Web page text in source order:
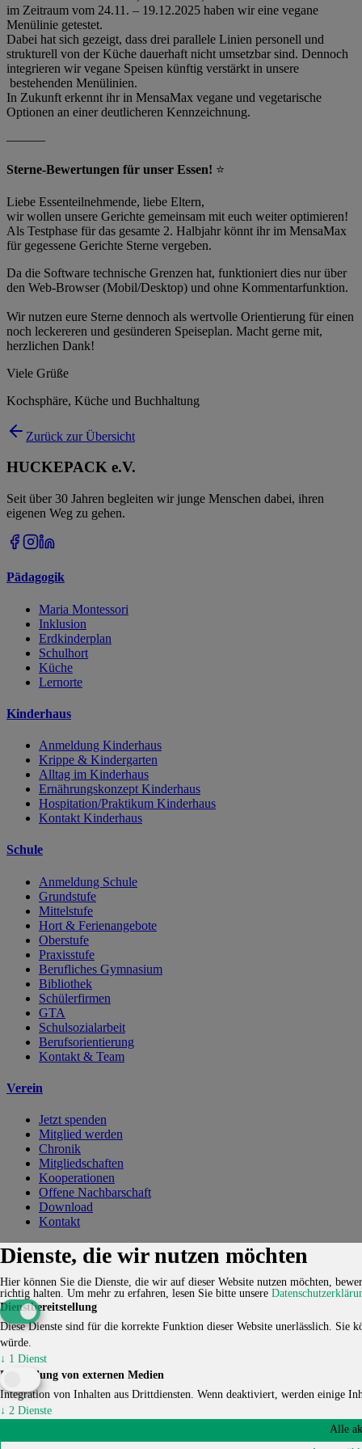
im Zeitraum vom 24.11. – 19.12.2025 haben wir eine vegane
Menülinie getestet.
Dabei hat sich gezeigt, dass drei parallele Linien personell und
strukturell von der Küche dauerhaft nicht umsetzbar sind. Dennoch
integrieren wir vegane Speisen künftig verstärkt in unsere
bestehenden Menülinien.
In Zukunft erkennt ihr in MensaMax vegane und vegetarische
Optionen an einer deutlicheren Kennzeichnung.
———
Sterne-Bewertungen für unser Essen! ⭐
Liebe Essenteilnehmende, liebe Eltern,
wir wollen unsere Gerichte gemeinsam mit euch weiter optimieren!
Als Testphase für das gesamte 2. Halbjahr könnt ihr im MensaMax
für gegessene Gerichte Sterne vergeben.
Da die Software technische Grenzen hat, funktioniert dies nur über
den Web-Browser (Mobil/Desktop) und ohne Kommentarfunktion.
Wir nutzen eure Sterne dennoch als wertvolle Orientierung für einen
noch leckereren und gesünderen Speiseplan. Macht gerne mit,
herzlichen Dank!
Viele Grüße
Kochsphäre, Küche und Buchhaltung
Zurück zur Übersicht
HUCKEPACK e.V.
Seit über 30 Jahren begleiten wir junge Menschen dabei, ihren
eigenen Weg zu gehen.
Pädagogik
Maria Montessori
Inklusion
Erdkinderplan
Schulhort
Küche
Lernorte
Kinderhaus
Anmeldung Kinderhaus
Krippe & Kindergarten
Alltag im Kinderhaus
Ernährungskonzept Kinderhaus
Hospitation/Praktikum Kinderhaus
Kontakt Kinderhaus
Schule
Anmeldung Schule
Grundstufe
Mittelstufe
Hort & Ferienangebote
Oberstufe
Praxisstufe
Berufliches Gymnasium
Bibliothek
Schülerfirmen
GTA
Schulsozialarbeit
Berufsorientierung
Kontakt & Team
Verein
Jetzt spenden
Mitglied werden
Chronik
Mitgliedschaften
Kooperationen
Offene Nachbarschaft
Download
Kontakt
Kontakt
KarriereImpressum Datenschutzerklärung
Cookie-
Einstellungen
© 2026 HUCKEPACK e.V. - Alle Rechte vorbehalten.
Dienste, die wir nutzen möchten
Hier können Sie die Dienste, die wir auf dieser Website nutzen möchten,
richtig halten. Um mehr zu erfahren, lesen Sie bitte unsere
Dienstbereitstellung
Diese Dienste sind für die korrekte Funktion dieser Website unerlässlich.
würde.
↓ 1 Dienst
Einbindung von externen Medien
Integration von Inhalten aus Drittdiensten. Wenn deaktiviert, werden einige
↓ 2 Dienste
Alle